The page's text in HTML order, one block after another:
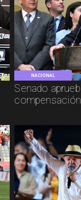
NACIONAL
Senado